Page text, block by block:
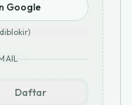
Google
Daftar